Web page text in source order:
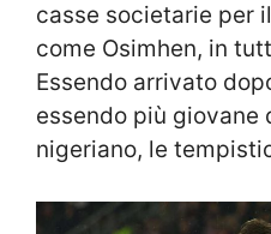
casse societarie per
come Osimhen, in
Essendo arrivato
essendo più giovane
nigeriano, le